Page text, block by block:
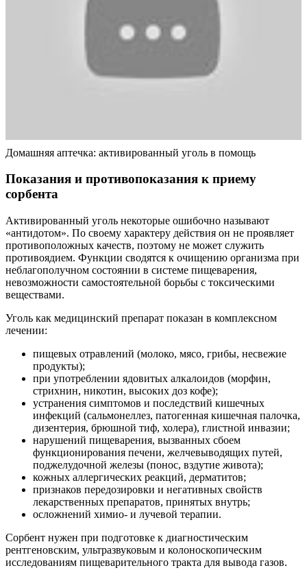
Домашняя аптечка: активированный уголь в помощь
Показания и противопоказания к приему
сорбента
Активированный уголь некоторые ошибочно называют
«антидотом». По своему характеру действия он не проявляет
противоположных качеств, поэтому не может служить
противоядием. Функции сводятся к очищению организма при
неблагополучном состоянии в системе пищеварения,
невозможности самостоятельной борьбы с токсическими
веществами.
Уголь как медицинский препарат показан в комплексном
лечении:
пищевых отравлений (молоко, мясо, грибы, несвежие
продукты);
при употреблении ядовитых алкалоидов (морфин,
стрихнин, никотин, высоких доз кофе);
устранения симптомов и последствий кишечных
инфекций (сальмонеллез, патогенная кишечная палочка,
дизентерия, брюшной тиф, холера), глистной инвазии;
нарушений пищеварения, вызванных сбоем
функционирования печени, желчевыводящих путей,
поджелудочной железы (понос, вздутие живота);
кожных аллергических реакций, дерматитов;
признаков передозировки и негативных свойств
лекарственных препаратов, принятых внутрь;
осложнений химио- и лучевой терапии.
Сорбент нужен при подготовке к диагностическим
рентгеновским, ультразвуковым и колоноскопическим
исследованиям пищеварительного тракта для вывода газов.